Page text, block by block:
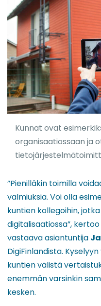
Kunnat ovat
organisaatiossaan ja
”Pienilläkin toimilla
valmiuksia. Voi olla
kuntien kollegoihin,
digitalisaatiossa”,
vastaava asiantuntija
DigiFinlandista.
kuntien välistä
enemmän varsinkin
kesken.